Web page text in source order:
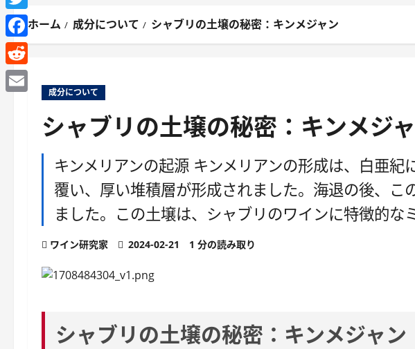
ホーム 成分について シャブリの土壌の秘密：キンメジャン
成分について
シャブリの土壌の秘密：キンメジ
キンメリアンの起源 キンメリアンの形成は、白亜
覆い、厚い堆積層が形成されました。海退の後、
ました。この土壌は、シャブリのワインに特徴的な
ワイン研究家 2024-02-21 1 分の読み取り
シャブリの土壌の秘密：キンメジャン
Twitter
Facebook
Reddit